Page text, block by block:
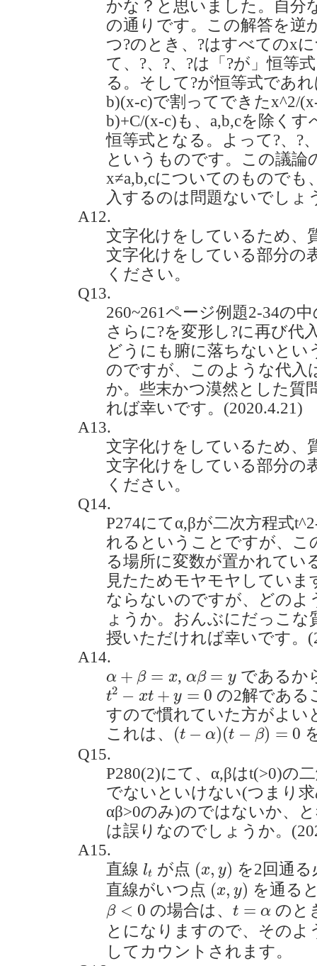
かな？と思いました。自分
の通りです。この解答を逆
つ?のとき、?はすべてのx
て、?、?、?は「?が」恒等
る。そして?が恒等式であ
b)(x-c)で割ってできたx^2/
b)+C/(x-c)も、a,b,cを除く
恒等式となる。よって?、?
というものです。この議論
x≠a,b,cについてのものでも
入するのは問題ないでしょ
A12.
文字化けをしているため、
文字化けをしている部分の
ください。
Q13.
260~261ページ例題2-34の
さらに?を変形し?に再び代
どうにも腑に落ちないとい
のですが、このような代入
か。些末かつ漠然とした質
れば幸いです。(2020.4.21)
A13.
文字化けをしているため、
文字化けをしている部分の
ください。
Q14.
P274にてα,βが二次方程式
れるということですが、こ
る場所に変数が置かれてい
見たためモヤモヤしていま
ならないのですが、どのよ
ょうか。おんぶにだっこ
授いただければ幸いです。
A14.
α + β = x
α β =x , αβ = y
α β= であるか
t2 − xt + y = 0
t2 − xt+ =0
の2解である
すので慣れていた方がよい
これは、 (t − α)(t − β) = 0
(t− α (t−β)=0
Q15.
P280(2)にて、α,βはt(>0)の
でないといけない(つまり
αβ>0のみ)のではないか、
は誤りなのでしょうか。
A15.
直線 lt
l が点 (x, y)
( )
を2回通
直線がいつ点 (x, y)
(x,y ) を通る
β < 0
β<0 の場合は、t = α
t=α
のと
とになりますので、そのよ
してカウントされます。